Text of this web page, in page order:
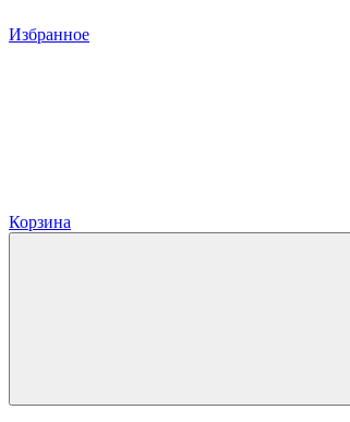
Избранное
Корзина